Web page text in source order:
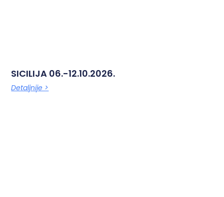
SICILIJA 06.-12.10.2026.
Detaljnije >